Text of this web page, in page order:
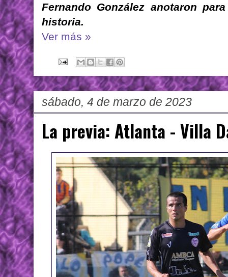
Fernando González anotaron
historia.
Ver más »
sábado, 4 de marzo de 2023
La previa: Atlanta - Villa